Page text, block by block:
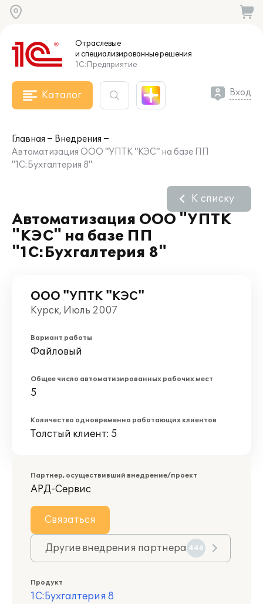
Отраслевые
и специализированныерешения
1С:Предприятие
Каталог Вход
Главная
Внедрения
Автоматизация ООО "УПТК "КЭС" на базе ПП
"1С:Бухгалтерия 8"
Автоматизация ООО "УПТК
"КЭС" на базе ПП
"1С:Бухгалтерия 8"
К списку
ООО "УПТК "КЭС"
Курск, Июль 2007
Вариант работы
Файловый
Общее число автоматизированных рабочих мест
5
Количество одновременно работающих клиентов
Толстый клиент: 5
Партнер, осуществивший внедрение/проект
АРД-Сервис
Связаться
Другие внедрения партнера 446
Продукт
1С:Бухгалтерия 8